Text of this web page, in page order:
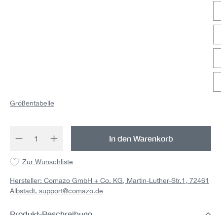
Größentabelle
Produkt Anzahl: Gib den gewünschten
In den Warenkorb
Zur Wunschliste
Hersteller: Comazo GmbH + Co. KG, Martin-Luther-Str.1, 72461
Albstadt, support@comazo.de